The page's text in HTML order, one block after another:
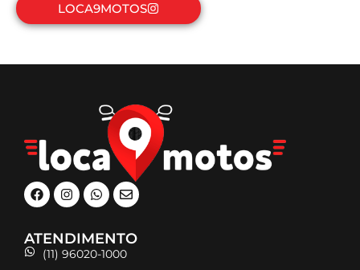
LOCA9MOTOS
ATENDIMENTO
(11) 96020-1000